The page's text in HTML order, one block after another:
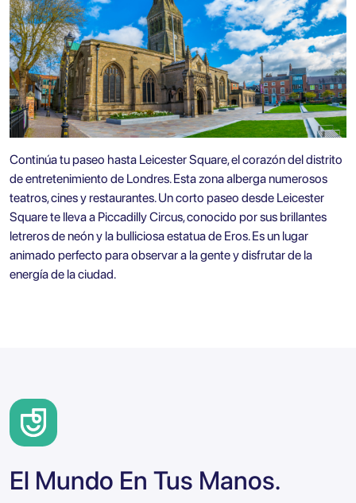
Continúa tu paseo hasta Leicester Square, el corazón del distrito
de entretenimiento de Londres. Esta zona alberga numerosos
teatros, cines y restaurantes. Un corto paseo desde Leicester
Square te lleva a Piccadilly Circus, conocido por sus brillantes
letreros de neón y la bulliciosa estatua de Eros. Es un lugar
animado perfecto para observar a la gente y disfrutar de la
energía de la ciudad.
El Mundo En Tus Manos.